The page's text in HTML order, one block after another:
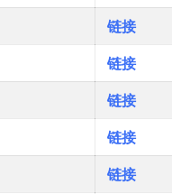
链接
链接
链接
链接
链接